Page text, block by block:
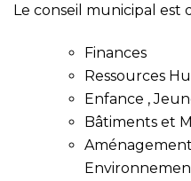
Le conseil municipal est
Finances
Ressources
Enfance ,
Bâtiments et